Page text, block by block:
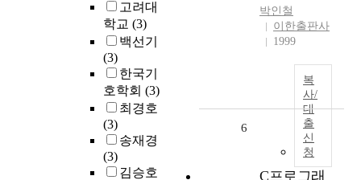
고려대
학교 (3)
백선기
(3)
한국기
호학회 (3)
최경호
(3)
송재경
(3)
김승호
박인철
이한출판사
1999
복
사/
대
출
신
청
6
C프로그래